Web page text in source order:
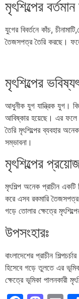
মৃৎশিল্পের বর্তমান
যুগের বিবর্তনে কাঁচ,
তৈজসপত্র তৈরি করছে।
মৃৎশিল্পের
আধুনীক যুগ যান্ত্রিক যুগ।
আবিষ্কার হয়েছে। এর ফলে
তৈরি মৃৎশিল্পের ব্যবহার
সম্ভাবনা।
মৃৎশিল্পের
মৃৎশিল্প অনেক প্রাচীন
করে এসব রকমারি
গড়ে তোলার ক্ষেত্রে
উপসংহারঃ
বাংলাদেশের প্রাচীন
হিসেবে গড়ে তুলতে এর
ক্ষেত্রে ভূমিকা পালনকারী